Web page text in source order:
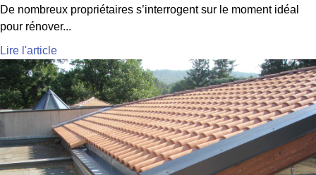
De nombreux propriétaires s’interrogent sur le moment idéal
pour rénover...
Lire l'article